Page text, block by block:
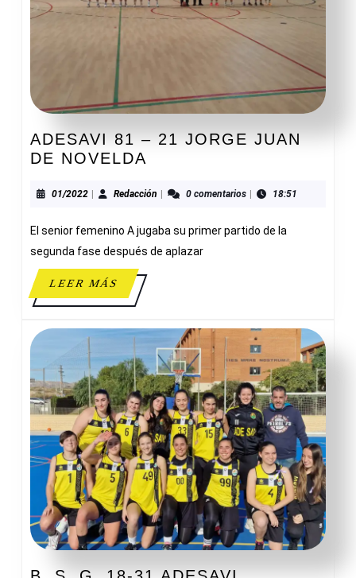
ADESAVI 81 – 21 JORGE JUAN
DE NOVELDA
–
JORGE
JUAN
DE
01/202201/2022
| Redacción Redacción
| 0 comentarios | 18:51
El senior femenino A jugaba su primer partido de la
segunda fase después de aplazar
LEER MÁSLEER
MÁS